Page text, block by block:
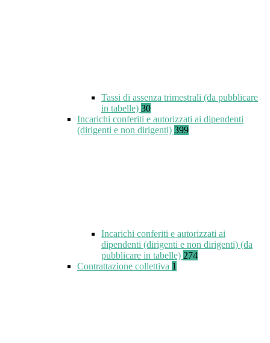
Tassi di assenza trimestrali (da pubblicare
in tabelle) 30
Incarichi conferiti e autorizzati ai dipendenti
(dirigenti e non dirigenti) 399
Incarichi conferiti e autorizzati ai
dipendenti (dirigenti e non dirigenti) (da
pubblicare in tabelle) 274
Contrattazione collettiva 1